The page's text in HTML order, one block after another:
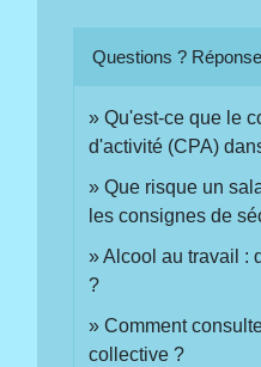
Questions ?
Qu'est-ce que le
d'activité (CPA)
Que risque un
les consignes de
Alcool au travail :
?
Comment
collective ?